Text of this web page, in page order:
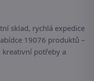
sklad, rychlá expedice
19076 produktů –
kreativní potřeby a